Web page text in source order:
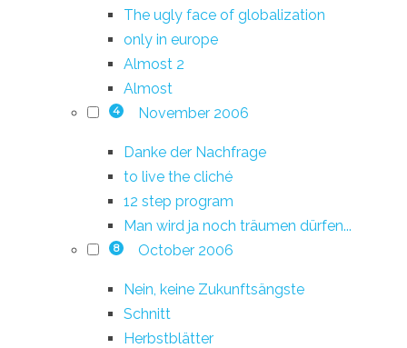
The ugly face of globalization
only in europe
Almost 2
Almost
4 November 2006
Danke der Nachfrage
to live the cliché
12 step program
Man wird ja noch träumen dürfen...
8 October 2006
Nein, keine Zukunftsängste
Schnitt
Herbstblätter